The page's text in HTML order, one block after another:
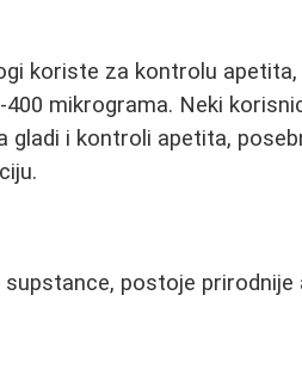
koriste za kontrolu
mikrograma. Neki
gladi i kontroli apetita,
postoje prirodnije